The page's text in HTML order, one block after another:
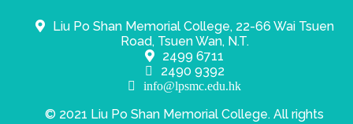
Liu Po Shan Memorial College, 22-66 Wai Tsuen
Road, Tsuen Wan, N.T.
2499 6711
2490 9392
info@lpsmc.edu.hk
© 2021 Liu Po Shan Memorial College. All rights